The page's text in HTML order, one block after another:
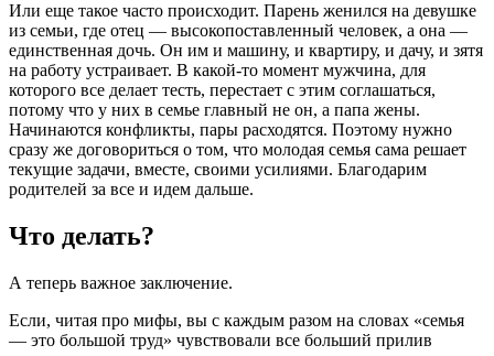
Или еще такое часто происходит. Парень женился на девушке
из семьи, где отец — высокопоставленный человек, а она —
единственная дочь. Он им и машину, и квартиру, и дачу, и зятя
на работу устраивает. В какой-то момент мужчина, для
которого все делает тесть, перестает с этим соглашаться,
потому что у них в семье главный не он, а папа жены.
Начинаются конфликты, пары расходятся. Поэтому нужно
сразу же договориться о том, что молодая семья сама решает
текущие задачи, вместе, своими усилиями. Благодарим
родителей за все и идем дальше.
Что делать?
А теперь важное заключение.
Если, читая про мифы, вы с каждым разом на словах «семья
— это большой труд» чувствовали все больший прилив